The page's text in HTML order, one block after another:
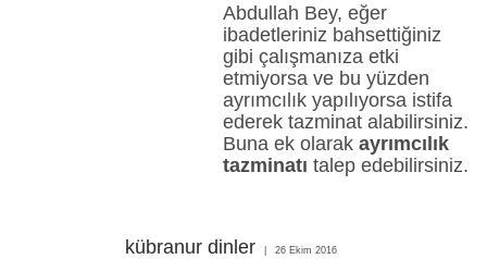
Abdullah Bey, eğer
ibadetleriniz bahsettiğiniz
gibi çalışmanıza etki
etmiyorsa ve bu yüzden
ayrımcılık yapılıyorsa istifa
ederek tazminat alabilirsiniz.
Buna ek olarak ayrımcılık
tazminatı talep edebilirsiniz.
kübranur dinler 26 Ekim 2016